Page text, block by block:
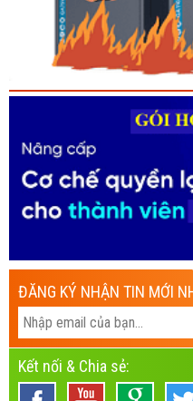
ĐĂNG KÝ NHẬN TIN MỚI
Kết nối & Chia sẻ: